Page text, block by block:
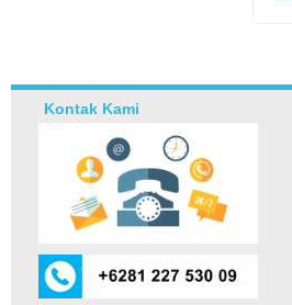
Kontak Kami